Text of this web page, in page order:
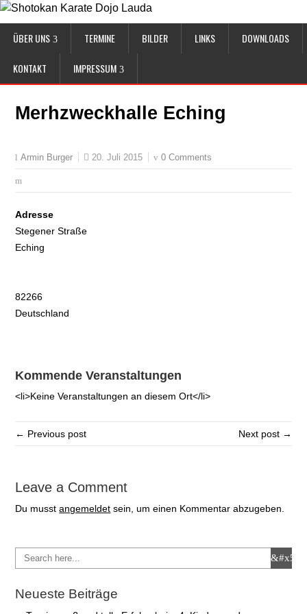
ÜBER UNS TERMINE BILDER LINKS DOWNLOADS
KONTAKT IMPRESSUM
Merhzweckhalle Eching
Armin Burger 20. Juli 2015 0 Comments
Adresse
Stegener Straße
Eching
82266
Deutschland
Kommende Veranstaltungen
<li>Keine Veranstaltungen an diesem Ort</li>
← Previous post Next post →
Leave a Comment
Du musstangemeldet sein, um einen Kommentar abzugeben.
Neueste Beiträge